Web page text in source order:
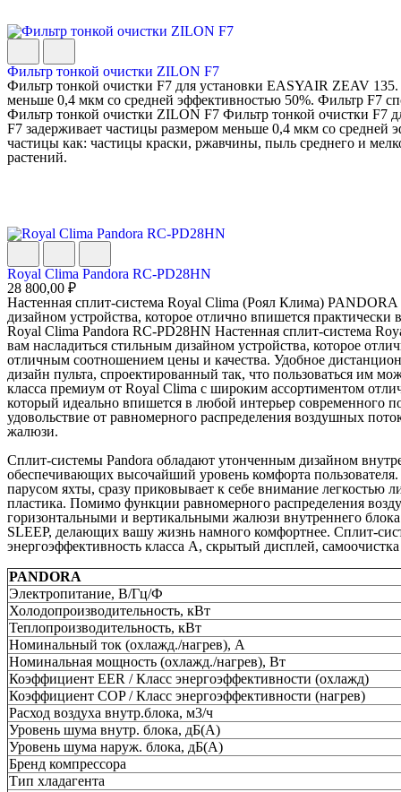
Фильтр тонкой очистки ZILON F7
Фильтр тонкой очистки F7 для установки EASYAIR ZEAV
меньше 0,4 мкм со средней эффективностью 50%. Фильтр F7
Фильтр тонкой очистки ZILON F7 Фильтр тонкой очистки F7
F7 задерживает частицы размером меньше 0,4 мкм со средней
частицы как: частицы краски, ржавчины, пыль среднего и
растений.
Royal Clima Pandora RC-PD28HN
28 800,00 ₽
Настенная сплит-система Royal Clima (Роял Клима)
дизайном устройства, которое отлично впишется
Royal Clima Pandora RC-PD28HN Настенная сплит-система
вам насладиться стильным дизайном устройства, которое
отличным соотношением цены и качества. Удобное
дизайн пульта, спроектированный так, что пользоваться им
класса премиум от Royal Clima с широким ассортиментом
который идеально впишется в любой интерьер современного
удовольствие от равномерного распределения воздушных
жалюзи.
Сплит-системы Pandora обладают утонченным дизайном
обеспечивающих высочайший уровень комфорта
парусом яхты, сразу приковывает к себе внимание
пластика. Помимо функции равномерного распределения
горизонтальными и вертикальными жалюзи внутреннего
SLEEP, делающих вашу жизнь намного комфортнее. Сплит-
энергоэффективность класса А, скрытый дисплей,
PANDORA
Электропитание, В/Гц/Ф
Холодопроизводительность, кВт
Теплопроизводительность, кВт
Номинальный ток (охлажд./нагрев), А
Номинальная мощность (охлажд./нагрев), Вт
Коэффициент EER / Класс энергоэффективности (охлажд)
Коэффициент COP / Класс энергоэффективности (нагрев)
Расход воздуха внутр.блока, м3/ч
Уровень шума внутр. блока, дБ(А)
Уровень шума наруж. блока, дБ(А)
Бренд компрессора
Тип хладагента